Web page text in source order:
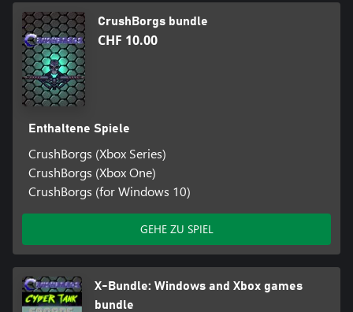
CrushBorgs bundle
CHF 10.00
Enthaltene Spiele
CrushBorgs (Xbox Series)
CrushBorgs (Xbox One)
CrushBorgs (for Windows 10)
GEHE ZU SPIEL
X-Bundle: Windows and Xbox games
bundle